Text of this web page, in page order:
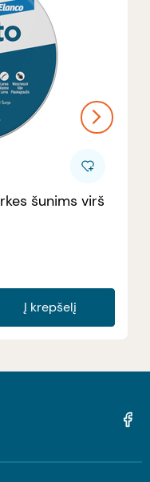
šunims virš
Į krepšelį